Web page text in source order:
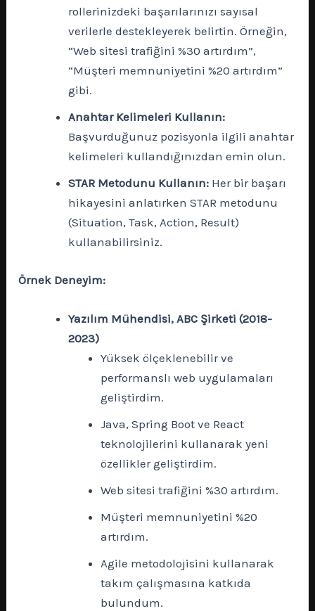
rollerinizdeki başarılarınızı sayısal
verilerle destekleyerek belirtin. Örneğin,
“Web sitesi trafiğini %30 artırdım”,
“Müşteri memnuniyetini %20 artırdım”
gibi.
Anahtar Kelimeleri Kullanın:
Başvurduğunuz pozisyonla ilgili anahtar
kelimeleri kullandığınızdan emin olun.
STAR Metodunu Kullanın: Her bir başarı
hikayesini anlatırken STAR metodunu
(Situation, Task, Action, Result)
kullanabilirsiniz.
Örnek Deneyim:
Yazılım Mühendisi, ABC Şirketi (2018-
2023)
Yüksek ölçeklenebilir ve
performanslı web uygulamaları
geliştirdim.
Java, Spring Boot ve React
teknolojilerini kullanarak yeni
özellikler geliştirdim.
Web sitesi trafiğini %30 artırdım.
Müşteri memnuniyetini %20
artırdım.
Agile metodolojisini kullanarak
takım çalışmasına katkıda
bulundum.